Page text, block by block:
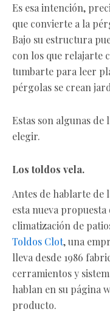
Es esa intención,
que convierte a la
Bajo su estructura
con los que relajarte
tumbarte para leer
pérgolas se crean
Estas son algunas de
elegir.
Los toldos vela.
Antes de hablarte de
esta nueva
climatización de
Toldos Clot, una
lleva desde 1986
cerramientos y
hablan en su página
producto.